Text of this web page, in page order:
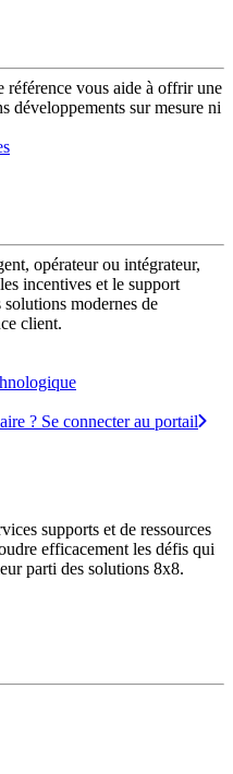
référence vous aide à offrir une
développements sur mesure ni
opérateur ou intégrateur,
incentives et le support
solutions modernes de
client.
? Se connecter au portail
supports et de ressources
efficacement les défis qui
parti des solutions 8x8.